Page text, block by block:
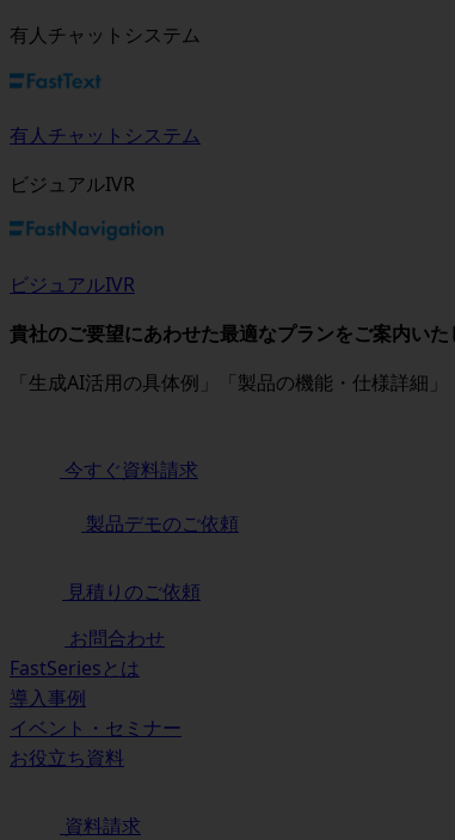
有人チャットシステム
有人チャットシステム
ビジュアルIVR
ビジュアルIVR
貴社のご要望にあわせた最適なプランをご案内いた
「生成AI活用の具体例」「製品の機能・仕様詳細
今すぐ資料請求
製品デモのご依頼
見積りのご依頼
お問合わせ
FastSeriesとは
導入事例
イベント・セミナー
お役立ち資料
資料請求